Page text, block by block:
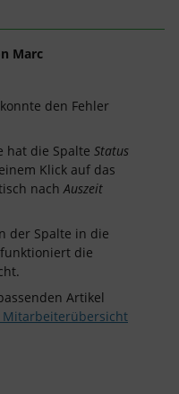
Marc
den Fehler
hat die Spalte Status
Klick auf das
nachAuszeit
der Spalte in die
die
Artikel
Mitarbeiterübersicht